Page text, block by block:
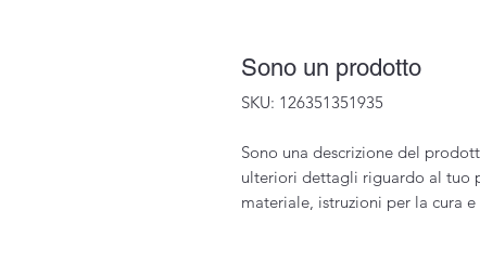
Sono un prodotto
SKU: 126351351935
Sono una descrizione del
ulteriori dettagli riguardo al tuo
materiale, istruzioni per la cura